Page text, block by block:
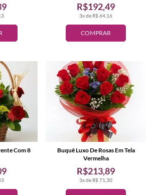
COMPRAR
3x de R$ 64,16
R$192,49
Com 8
3x de R$ 71,30
R$213,89
Buquê Luxo De Rosas Em Tela
Vermelha